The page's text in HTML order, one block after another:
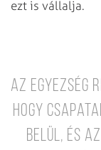
ezt is vállalja.
Az
hogy
belül, és